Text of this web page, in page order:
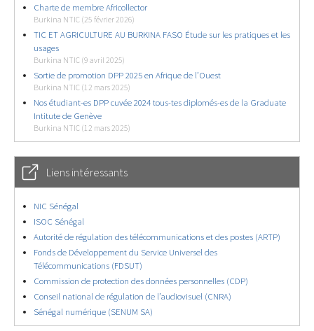
Charte de membre Africollector
Burkina NTIC (25 février 2026)
TIC ET AGRICULTURE AU BURKINA FASO Étude sur les pratiques et les
usages
Burkina NTIC (9 avril 2025)
Sortie de promotion DPP 2025 en Afrique de l’Ouest
Burkina NTIC (12 mars 2025)
Nos étudiant-es DPP cuvée 2024 tous-tes diplomés-es de la Graduate
Intitute de Genève
Burkina NTIC (12 mars 2025)
Liens intéressants
NIC Sénégal
ISOC Sénégal
Autorité de régulation des télécommunications et des postes (ARTP)
Fonds de Développement du Service Universel des
Télécommunications (FDSUT)
Commission de protection des données personnelles (CDP)
Conseil national de régulation de l’audiovisuel (CNRA)
Sénégal numérique (SENUM SA)